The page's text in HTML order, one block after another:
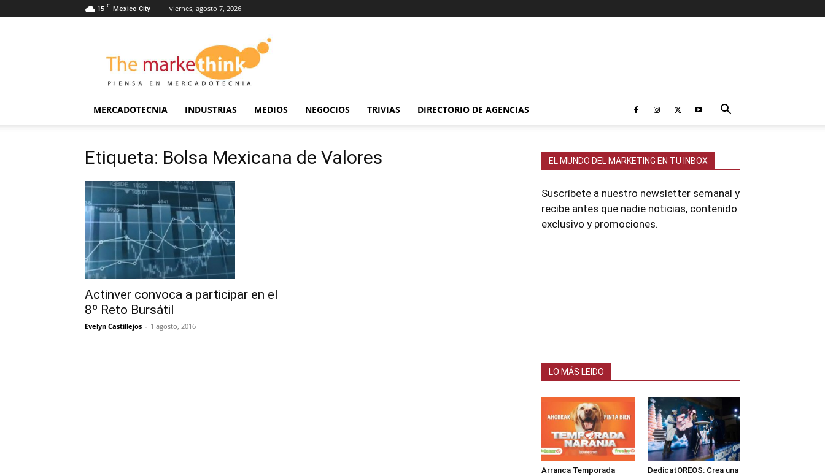
15 C Mexico City viernes, agosto 7, 2026
Markethink
MERCADOTECNIA INDUSTRIAS MEDIOS NEGOCIOS TRIVIAS DIRECTORIO DE AGENCIAS
Etiqueta: Bolsa Mexicana de Valores
Actinver convoca a participar en el
8º Reto Bursátil
Evelyn Castillejos - 1 agosto, 2016
EL MUNDO DEL MARKETING EN TU INBOX
Suscríbete a nuestro newsletter semanal y
recibe antes que nadie noticias, contenido
exclusivo y promociones.
LO MÁS LEIDO
Arranca Temporada
DedicatOREOS: Crea una